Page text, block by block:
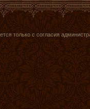
только с согласия